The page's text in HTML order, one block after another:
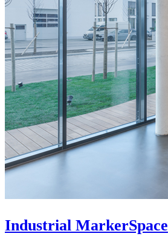
Industrial MarkerSpace